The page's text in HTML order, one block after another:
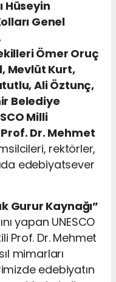
Hüseyin
Genel
Ömer Oruç
Mevlüt Kurt,
Ali Öztunç,
Belediye
Milli
Dr. Mehmet
rektörler,
edebiyatsever
Gurur Kaynağı”
yapan UNESCO
Prof. Dr. Mehmet
mimarları
edebiyatın